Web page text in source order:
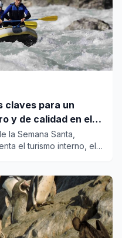
claves para un
y de calidad en el
la Semana Santa,
el turismo interno, el